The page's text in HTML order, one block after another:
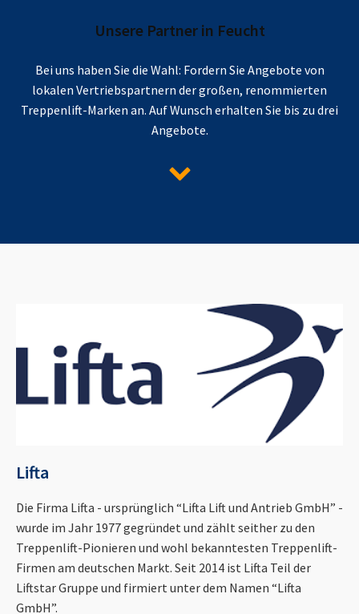
Unsere Partner in Feucht
Bei uns haben Sie die Wahl: Fordern Sie Angebote von
lokalen Vertriebspartnern der großen, renommierten
Treppenlift-Marken an. Auf Wunsch erhalten Sie bis zu drei
Angebote.
Lifta
Die Firma Lifta - ursprünglich “Lifta Lift und Antrieb GmbH” -
wurde im Jahr 1977 gegründet und zählt seither zu den
Treppenlift-Pionieren und wohl bekanntesten Treppenlift-
Firmen am deutschen Markt. Seit 2014 ist Lifta Teil der
Liftstar Gruppe und firmiert unter dem Namen “Lifta
GmbH”.